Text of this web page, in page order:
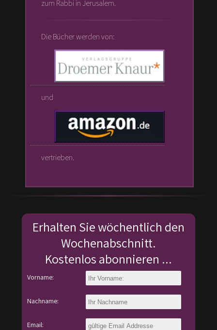
zum Rabbi in Jerusalem.
Die Bücher werden von:
und
vertrieben.
Erhalten Sie wöchentlich den
Wochenabschnitt.
Kostenlos abonnieren ...
Vorname:
Nachname:
Email: